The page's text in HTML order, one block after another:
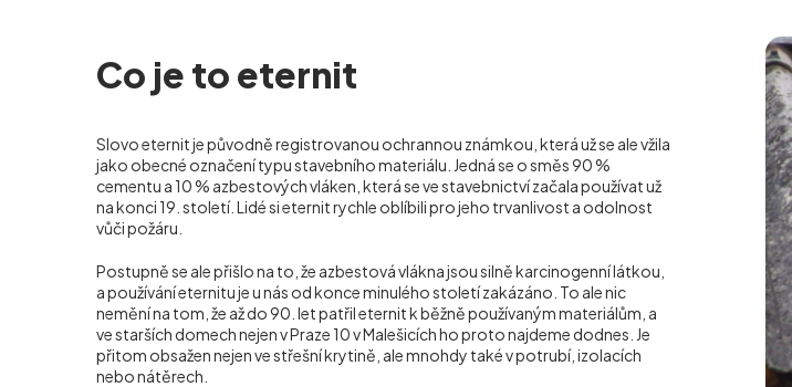
Co je to eternit
Slovo eternit je původně registrovanou ochrannou známkou, která už se ale vžila
jako obecné označení typu stavebního materiálu. Jedná se o směs 90 %
cementu a 10 % azbestových vláken, která se ve stavebnictví začala používat už
na konci 19. století. Lidé si eternit rychle oblíbili pro jeho trvanlivost a odolnost
vůči požáru.
Postupně se ale přišlo na to, že azbestová vlákna jsou silně karcinogenní látkou,
a používání eternitu je u nás od konce minulého století zakázáno. To ale nic
nemění na tom, že až do 90. let patřil eternit k běžně používaným materiálům, a
ve starších domech nejen v Praze 10 v Malešicích ho proto najdeme dodnes. Je
přitom obsažen nejen ve střešní krytině, ale mnohdy také v potrubí, izolacích
nebo nátěrech.